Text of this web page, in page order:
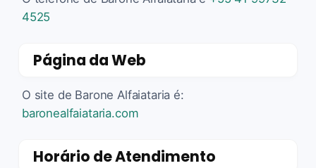
4525
Página da Web
O site de Barone Alfaiataria é:
baronealfaiataria.com
Horário de Atendimento